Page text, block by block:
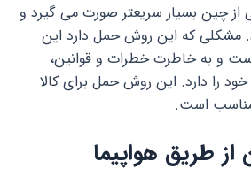
از چین بسیار سریعتر صورت می گیرد و
مشکلی که این روش حمل دارد این
و به خاطرت خطرات و قوانین،
را دارد. این روش حمل برای کالا
طریق هواپیما